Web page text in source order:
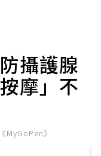
攝護腺
摩」不
MyGoPen》